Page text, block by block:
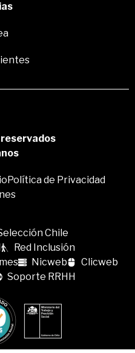
Política de Privacidad
Chile
Red Inclusión
Nicweb
Clicweb
Soporte RRHH